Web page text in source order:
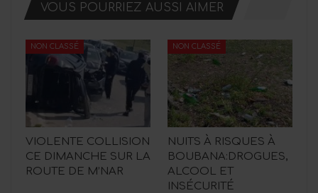
VOUS POURRIEZ AUSSI AIMER
NON CLASSÉ
VIOLENTE COLLISION
CE DIMANCHE SUR LA
ROUTE DE M’NAR
NON CLASSÉ
NUITS À RISQUES À
BOUBANA:DROGUES,
ALCOOL ET
INSÉCURITÉ